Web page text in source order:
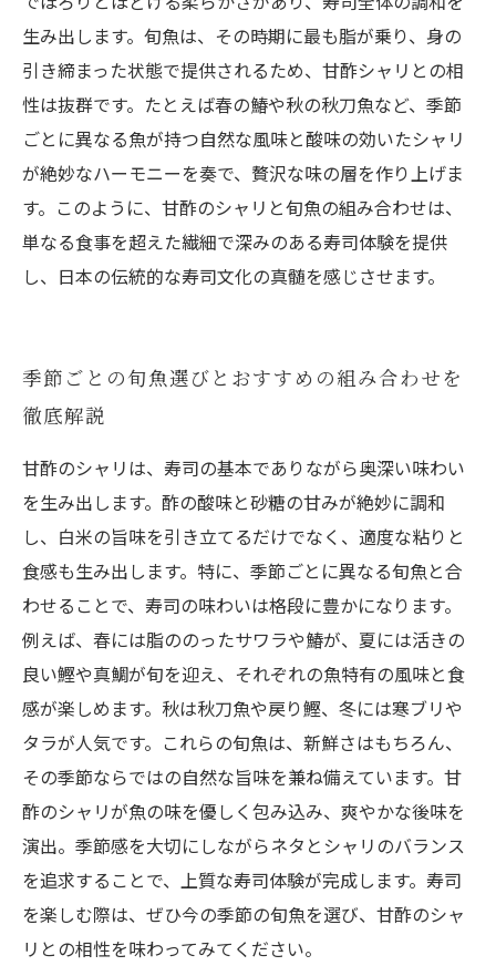
生み出します。旬魚は、その時期に最も脂が乗り、身の
引き締まった状態で提供されるため、甘酢シャリとの相
性は抜群です。たとえば春の鰆や秋の秋刀魚など、季節
ごとに異なる魚が持つ自然な風味と酸味の効いたシャリ
が絶妙なハーモニーを奏で、贅沢な味の層を作り上げま
す。このように、甘酢のシャリと旬魚の組み合わせは、
単なる食事を超えた繊細で深みのある寿司体験を提供
し、日本の伝統的な寿司文化の真髄を感じさせます。
季節ごとの旬魚選びとおすすめの組み合わせを
徹底解説
甘酢のシャリは、寿司の基本でありながら奥深い味わい
を生み出します。酢の酸味と砂糖の甘みが絶妙に調和
し、白米の旨味を引き立てるだけでなく、適度な粘りと
食感も生み出します。特に、季節ごとに異なる旬魚と合
わせることで、寿司の味わいは格段に豊かになります。
例えば、春には脂ののったサワラや鰆が、夏には活きの
良い鰹や真鯛が旬を迎え、それぞれの魚特有の風味と食
感が楽しめます。秋は秋刀魚や戻り鰹、冬には寒ブリや
タラが人気です。これらの旬魚は、新鮮さはもちろん、
その季節ならではの自然な旨味を兼ね備えています。甘
酢のシャリが魚の味を優しく包み込み、爽やかな後味を
演出。季節感を大切にしながらネタとシャリのバランス
を追求することで、上質な寿司体験が完成します。寿司
を楽しむ際は、ぜひ今の季節の旬魚を選び、甘酢のシャ
リとの相性を味わってみてください。